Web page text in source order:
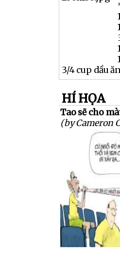
3/4 cup dầu
HÍ HỌA
Tao sẽ cho
(by Cameron